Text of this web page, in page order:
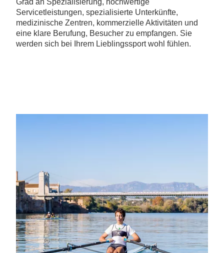
Grad an Spezialisierung, hochwertige
Servicetleistungen, spezialisierte Unterkünfte,
medizinische Zentren, kommerzielle Aktivitäten und
eine klare Berufung, Besucher zu empfangen. Sie
werden sich bei Ihrem Lieblingssport wohl fühlen.